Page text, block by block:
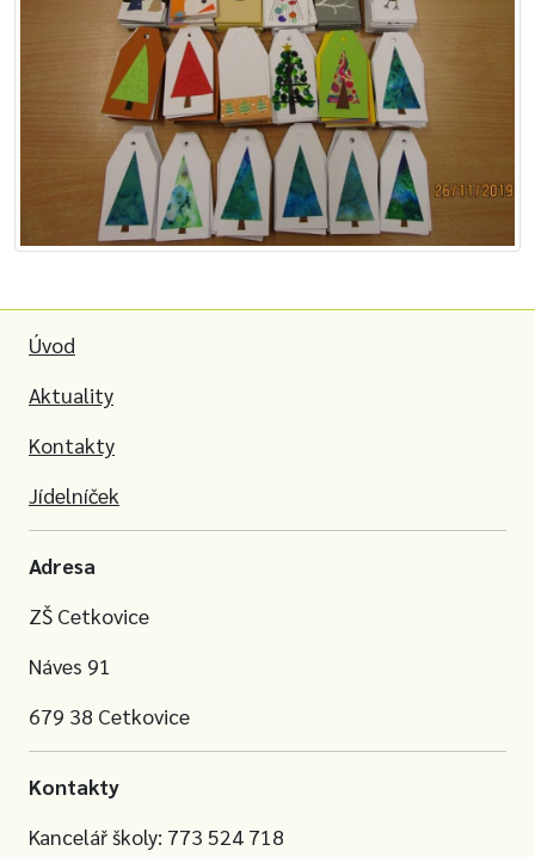
Úvod
Aktuality
Kontakty
Jídelníček
Adresa
ZŠ Cetkovice
Náves 91
679 38 Cetkovice
Kontakty
Kancelář školy: 773 524 718